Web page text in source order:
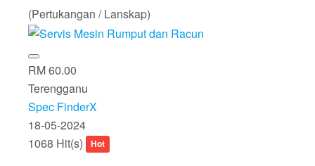
(Pertukangan / Lanskap)
RM 60.00
Terengganu
Spec FinderX
18-05-2024
1068 Hit(s)
Hot